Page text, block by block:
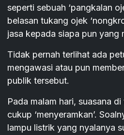
seperti sebuah ‘pangkalan
belasan tukang ojek
jasa kepada siapa pun yang
Tidak pernah terlihat ada
mengawasi atau pun
publik tersebut.
Pada malam hari, suasana
cukup ‘menyeramkan’.
lampu listrik yang nyalanya